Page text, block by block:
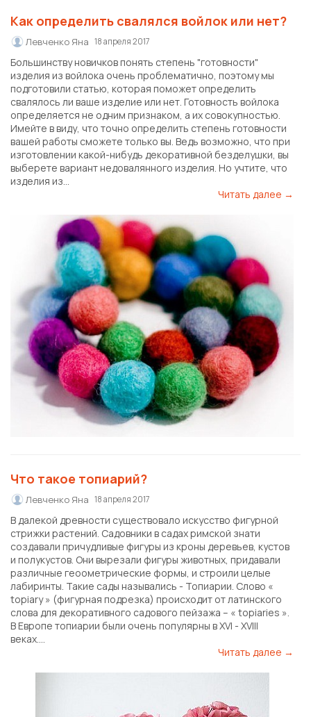
Как определить свалялся войлок или нет?
Левченко Яна 18 апреля 2017
Большинству новичков понять степень "готовности"
изделия из войлока очень проблематично, поэтому мы
подготовили статью, которая поможет определить
свалялось ли ваше изделие или нет. Готовность войлока
определяется не одним признаком, а их совокупностью.
Имейте в виду, что точно определить степень готовности
вашей работы сможете только вы. Ведь возможно, что при
изготовлении какой-нибудь декоративной безделушки, вы
выберете вариант недовалянного изделия. Но учтите, что
изделия из...
Читать далее →
Что такое топиарий?
Левченко Яна 18 апреля 2017
В далекой древности существовало искусство фигурной
стрижки растений. Садовники в садах римской знати
создавали причудливые фигуры из кроны деревьев, кустов
и полукустов. Они вырезали фигуры животных, придавали
различные геоометрические формы, и строили целые
лабиринты. Такие сады назывались - Топиарии. Слово «
topiary » (фигурная подрезка) происходит от латинского
слова для декоративного садового пейзажа – « topiaries ».
В Европе топиарии были очень популярны в XVI - XVIII
веках....
Читать далее →